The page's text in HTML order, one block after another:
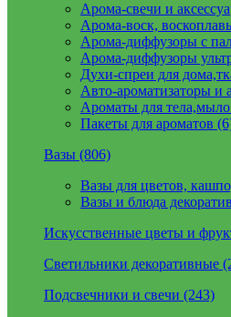
Арома-свечи и
Арома-воск,
Арома-диффузоры с
Арома-диффузоры
Духи-спреи для
Авто-ароматизаторы и
Ароматы для
Пакеты для ароматов
Вазы (806)
Вазы для цветов,
Вазы и блюда
Искусственные цветы и
Светильники декоративные
Подсвечники и свечи (243)